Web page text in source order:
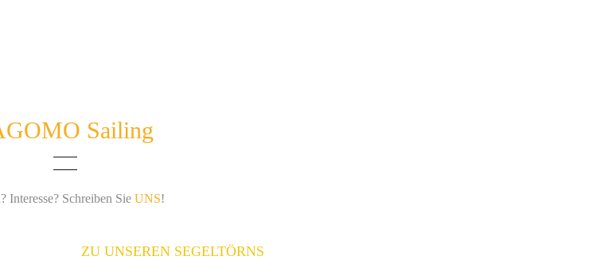
Sailing
Interesse? Schreiben Sie UNS!
ZU UNSEREN SEGELTÖRNS